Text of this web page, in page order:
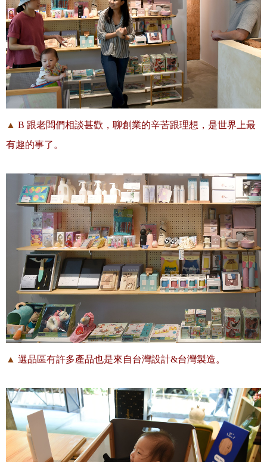
▲ B 跟老闆們相談甚歡，聊創業的辛苦跟理想，是世界上最
有趣的事了。
▲ 選品區有許多產品也是來自台灣設計&台灣製造。